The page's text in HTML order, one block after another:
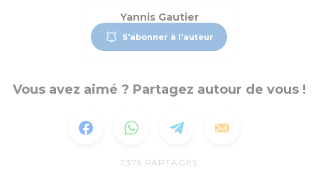
Yannis Gautier
S'abonner à l'auteur
Vous avez aimé ? Partagez autour de vous !
2375 PARTAGES